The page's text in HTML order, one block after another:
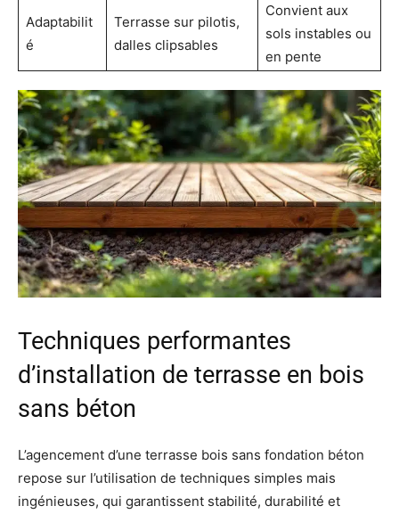
Adaptabilit
é
Terrasse sur pilotis,
dalles clipsables
Convient aux
sols instables ou
en pente
Techniques performantes
d’installation de terrasse en bois
sans béton
L’agencement d’une terrasse bois sans fondation béton
repose sur l’utilisation de techniques simples mais
ingénieuses, qui garantissent stabilité, durabilité et